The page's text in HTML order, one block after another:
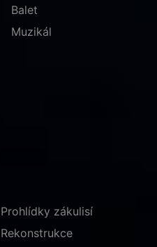
Balet
Muzikál
Prohlídky zákulisí
Rekonstrukce